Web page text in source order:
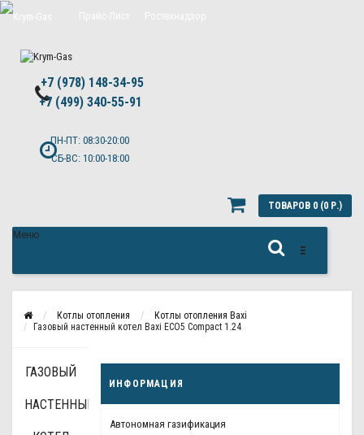
Политика конфиденциальности
+7 (978) 148-34-95
+7 (499) 340-55-91 ​
ПН-ПТ: 08:30-20:00
СБ-ВС: 10:00-18:00
ТОВАРОВ 0 (0 Р.)
Меню
Котлы отопления
Котлы отопления Baxi
Газовый настенный котел Baxi ECO5 Compact 1.24
ИНФОРМАЦИЯ
Автономная газификация
ГАЗОВЫЙ
НАСТЕННЫЙ